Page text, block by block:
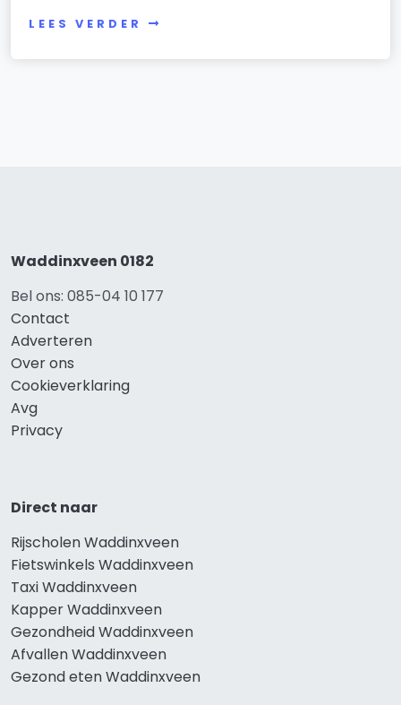
LEES VERDER
Waddinxveen 0182
Bel ons: 085-04 10 177
Contact
Adverteren
Over ons
Cookieverklaring
Avg
Privacy
Direct naar
Rijscholen Waddinxveen
Fietswinkels Waddinxveen
Taxi Waddinxveen
Kapper Waddinxveen
Gezondheid Waddinxveen
Afvallen Waddinxveen
Gezond eten Waddinxveen